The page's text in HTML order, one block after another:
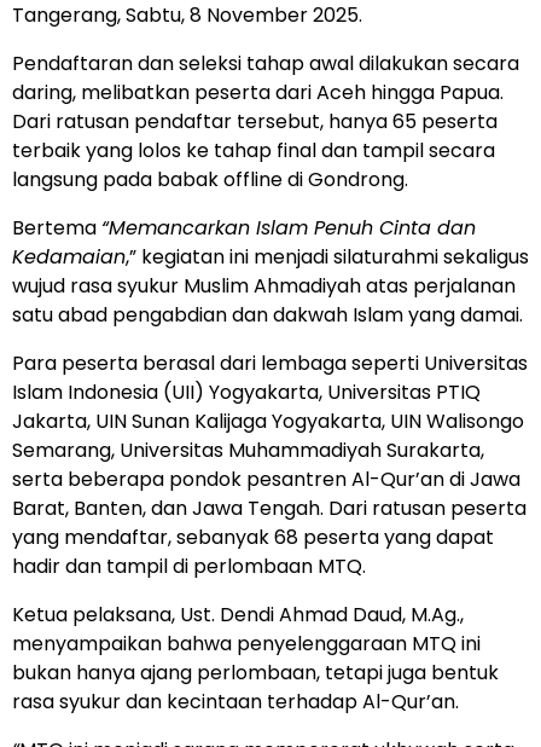
Tangerang, Sabtu, 8 November 2025.
Pendaftaran dan seleksi tahap awal dilakukan secara
daring, melibatkan peserta dari Aceh hingga Papua.
Dari ratusan pendaftar tersebut, hanya 65 peserta
terbaik yang lolos ke tahap final dan tampil secara
langsung pada babak offline di Gondrong.
Bertema “Memancarkan Islam Penuh Cinta dan
Kedamaian,” kegiatan ini menjadi silaturahmi sekaligus
wujud rasa syukur Muslim Ahmadiyah atas perjalanan
satu abad pengabdian dan dakwah Islam yang damai.
Para peserta berasal dari lembaga seperti Universitas
Islam Indonesia (UII) Yogyakarta, Universitas PTIQ
Jakarta, UIN Sunan Kalijaga Yogyakarta, UIN Walisongo
Semarang, Universitas Muhammadiyah Surakarta,
serta beberapa pondok pesantren Al-Qur’an di Jawa
Barat, Banten, dan Jawa Tengah. Dari ratusan peserta
yang mendaftar, sebanyak 68 peserta yang dapat
hadir dan tampil di perlombaan MTQ.
Ketua pelaksana, Ust. Dendi Ahmad Daud, M.Ag.,
menyampaikan bahwa penyelenggaraan MTQ ini
bukan hanya ajang perlombaan, tetapi juga bentuk
rasa syukur dan kecintaan terhadap Al-Qur’an.